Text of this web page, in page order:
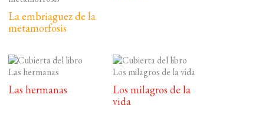
La embriaguez de la
metamorfosis
Las hermanas
Los milagros de la
vida